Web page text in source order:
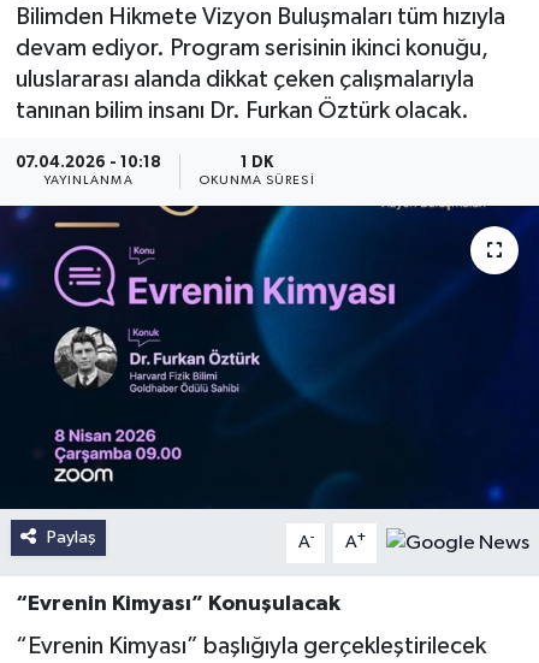
Bilimden Hikmete Vizyon Buluşmaları tüm hızıyla
devam ediyor. Program serisinin ikinci konuğu,
uluslararası alanda dikkat çeken çalışmalarıyla
tanınan bilim insanı Dr. Furkan Öztürk olacak.
07.04.2026 - 10:18
YAYINLANMA
1 DK
OKUNMA SÜRESI
Paylaş A- A+
“Evrenin Kimyası” Konuşulacak
“Evrenin Kimyası” başlığıyla gerçekleştirilecek